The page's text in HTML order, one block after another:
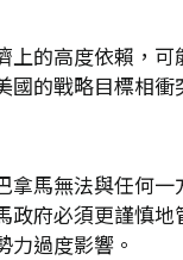
的高度依賴，
的戰略目標相衝
馬無法與任何
府必須更謹慎
過度影響。